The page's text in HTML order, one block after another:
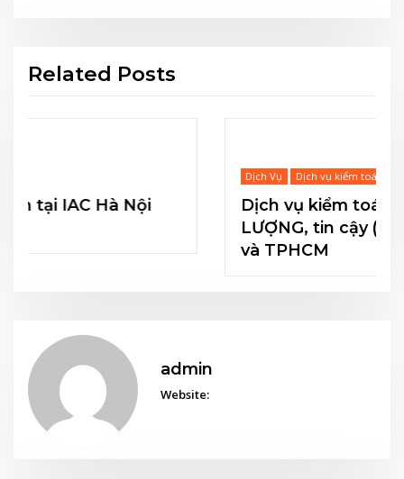
Related Posts
Dịch vụ kiểm toán nội bộ CHẤT
LƯỢNG, tin cậy (MS: KiT03) tại Hà Nội
admin
Website: